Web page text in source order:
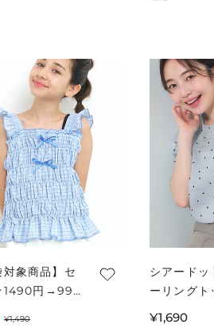
対象商品】セ
円→990
クシャーリ
セ
通
¥1,490
シアードッ
ーリングト
ディース メ
通
¥1,690